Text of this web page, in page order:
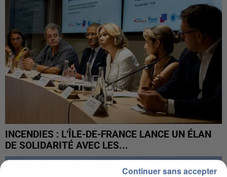
INCENDIES : L’ÎLE-DE-FRANCE LANCE UN ÉLAN
DE SOLIDARITÉ AVEC LES...
Continuer sans accepter